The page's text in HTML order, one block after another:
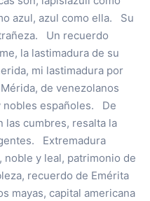
azul, azul como ella. Su
Un recuerdo
la lastimadura de su
mi lastimadura por
de venezolanos
nobles españoles. De
las cumbres, resalta la
Extremadura
y leal, patrimonio de
recuerdo de Emérita
mayas, capital americana